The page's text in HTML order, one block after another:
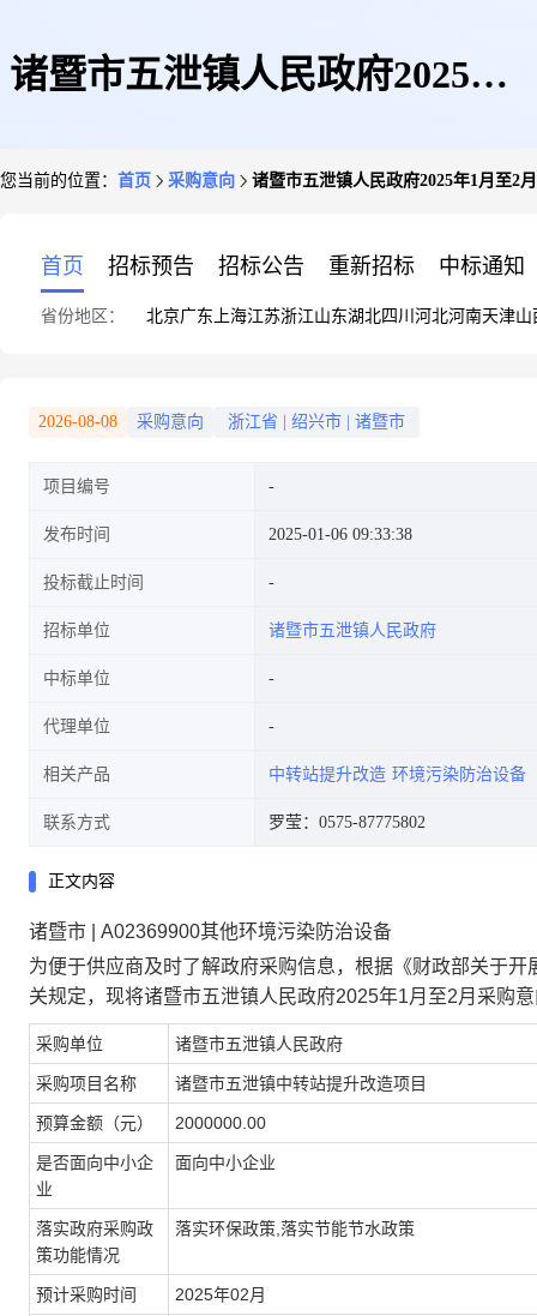
诸暨市五泄镇人民政府2025年1
您当前的位置： 首页 采购意向 诸暨市五泄镇人民政府2025年1月至2
首页 招标预告 招标公告 重新招标 中标通知
省份地区： 北京广东 上海江苏浙江山东湖北四川 河北河南天津山
2026-08-08 采购意向 浙江省 绍兴市 诸暨市
项目编号
发布时间 2025-01-06 09:33:38
投标截止时间
招标单位 诸暨市五泄镇人民政府
中标单位
代理单位
相关产品 中转站提升改造 环境污染防治设备
联系方式 罗莹：0575-87775802
正文内容
诸暨市 | A02369900其他环境污染防治设备
为便于供应商及时了解政府采购信息，根据《财政部关于
关规定，现将诸暨市五泄镇人民政府2025年1月至2月采购
采购单位 诸暨市五泄镇人民政府
采购项目名称 诸暨市五泄镇中转站提升改造项目
预算金额（元） 2000000.00
是否面向中小企
业
面向中小企业
落实政府采购政
策功能情况
落实环保政策,落实节能节水政策
预计采购时间 2025年02月